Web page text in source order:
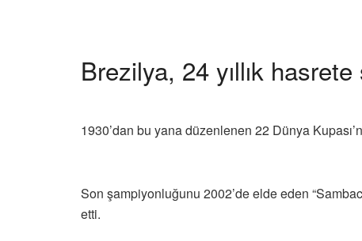
Brezilya, 24 yıllık
1930’dan bu yana düzenlenen 22 Dünya
Son şampiyonluğunu 2002’de elde eden
etti.